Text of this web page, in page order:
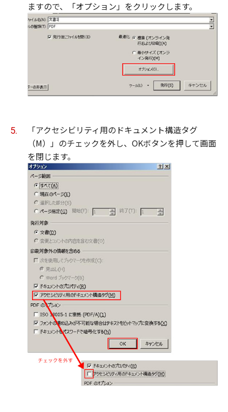
ますので、「オプション」をクリックします。
「アクセシビリティ用のドキュメント構造タグ
（M）」のチェックを外し、OKボタンを押して画面
を閉じます。